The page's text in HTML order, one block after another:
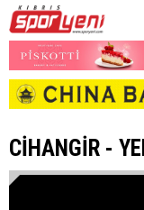
CİHANGİR -